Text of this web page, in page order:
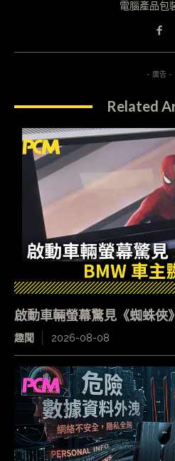
電腦產品包
- 廣告 -
Related
啟動車輛螢幕驚見《蜘蛛俠
趣聞 2026-08-08